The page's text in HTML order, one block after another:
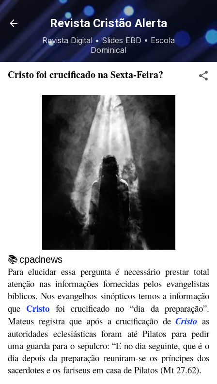
Pular para o conteúdo principal
Revista Cristão Alerta
Revista Digital • Slides EBD • Escola
Dominical
Cristo foi crucificado na Sexta-Feira?
📚cpadnews
Para elucidar essa pergunta é necessário prestar total
atenção nas informações fornecidas pelos evangelistas
bíblicos. Nos evangelhos sinópticos temos a informação
que Cristo foi crucificado no “dia da preparação”.
Mateus registra que após a crucificação deCristo as
autoridades eclesiásticas foram até Pilatos para pedir
uma guarda para o sepulcro: “E no dia seguinte, que é o
dia depois da preparação reuniram-se os príncipes dos
sacerdotes e os fariseus em casa de Pilatos (Mt 27.62).